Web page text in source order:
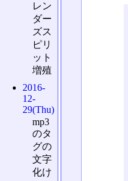
レン
ダー
ズス
ピリ
ット
増殖
2016-
12-
29(Thu)
mp3
のタ
グの
文字
化け